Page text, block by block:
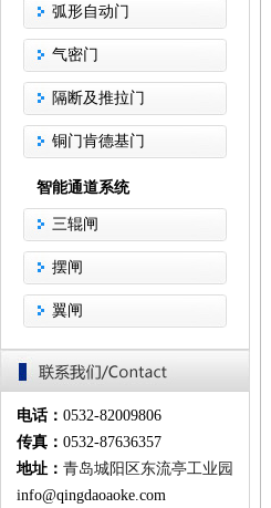
弧形自动门
气密门
隔断及推拉门
铜门肯德基门
智能通道系统
三辊闸
摆闸
翼闸
电话： 0532-82009806
传真： 0532-87636357
地址： 青岛城阳区东流亭工业园
info@qingdaoaoke.com